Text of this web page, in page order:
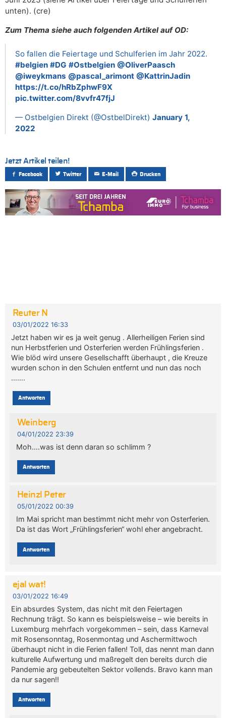
unten). (cre)
Zum Thema siehe auch folgenden Artikel auf OD:
So fallen die Feiertage und Schulferien im Jahr 2022.
#belgien #DG #Ostbelgien @OliverPaasch
@iweykmans @pascal_arimont @KattrinJadin
https://t.co/hRbZphwF9X
pic.twitter.com/8vvfr47fjJ
— Ostbelgien Direkt (@OstbelDirekt) January 1,
2022
Jetzt Artikel teilen!
Facebook Twitter E-Mail Drucken
Reuter N
03/01/2022 16:33
Jetzt haben wir es ja weit genug . Allerheiligen Ferien sind
nun Herbstferien und Osterferien werden Frühlingsferien .
Wie blöd wird unsere Gesellschafft überhaupt , die Kreuze
wurden schon in den Schulen entfernt und nun das noch
…….
Antworten
Weinberg
04/01/2022 23:39
Moh….was ist denn daran so schlimm ?
Antworten
Heinzl Peter
05/01/2022 00:39
Im Mai spricht man bestimmt nicht mehr von Osterferien.
Da ist das Wort „Frühlingsferien“ wohl eher angebracht.
Antworten
ejal wat!
03/01/2022 16:49
Ein absurdes System, das nicht mit den Feiertagen
Rechnung trägt. So kann es beispielsweise – wie bereits in
Luxemburg mehrfach vorgekommen – sein, dass Karneval
mit Rosensonntag, Rosenmontag und Aschermittwoch
überhaupt nicht in die Ferien fallen! Toll, das nennt man dann
kulturelle Aufwertung und maßregelt den bereits durch die
Pandemie arg gebeutelten Sektor vollends. Bravo kann man
da nur sagen!!
Antworten